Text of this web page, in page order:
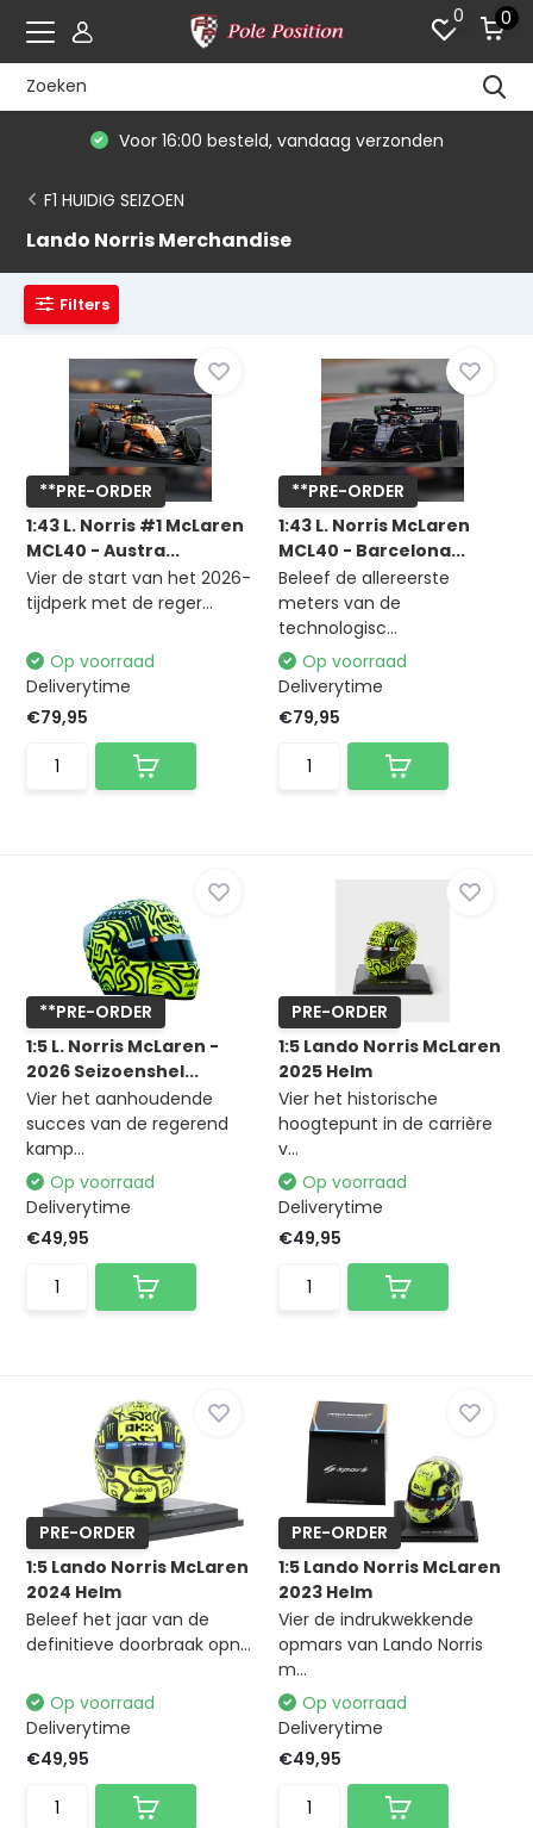
0 0
De #1 in modelauto's & race merchandise
F1 HUIDIG SEIZOEN
Lando Norris Merchandise
Filters
**PRE-ORDER
1:43 L. Norris #1 McLaren
MCL40 - Austra...
Vier de start van het 2026-
tijdperk met de reger...
Op voorraad
Deliverytime
€79,95
**PRE-ORDER
1:43 L. Norris McLaren
MCL40 - Barcelona...
Beleef de allereerste
meters van de
technologisc...
Op voorraad
Deliverytime
€79,95
**PRE-ORDER
1:5 L. Norris McLaren -
2026 Seizoenshel...
Vier het aanhoudende
succes van de regerend
kamp...
Op voorraad
Deliverytime
€49,95
PRE-ORDER
1:5 Lando Norris McLaren
2025 Helm
Vier het historische
hoogtepunt in de carrière
v...
Op voorraad
Deliverytime
€49,95
PRE-ORDER
1:5 Lando Norris McLaren
2024 Helm
Beleef het jaar van de
definitieve doorbraak opn...
Op voorraad
Deliverytime
€49,95
PRE-ORDER
1:5 Lando Norris McLaren
2023 Helm
Vier de indrukwekkende
opmars van Lando Norris
m...
Op voorraad
Deliverytime
€49,95